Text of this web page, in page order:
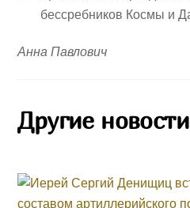
Анна Павлович
Другие новости